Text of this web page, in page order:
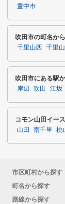
豊中市
吹田市の町名か
千里山西 千里
吹田市にある駅
岸辺 吹田 江坂
コモン山田イー
山田 南千里 桃
市区町村から探す
町名から探す
路線から探す